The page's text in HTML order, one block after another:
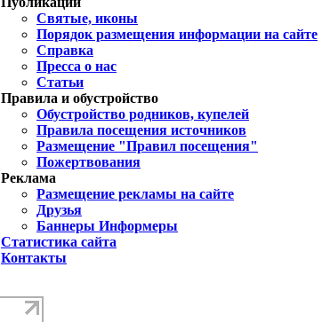
Святые, иконы
Порядок размещения информации на сайте
Справка
Пресса о нас
Статьи
Правила и обустройство
Обустройство родников, купелей
Правила посещения источников
Размещение "Правил посещения"
Пожертвования
Реклама
Размещение рекламы на сайте
Друзья
Баннеры Информеры
Статистика сайта
Контакты